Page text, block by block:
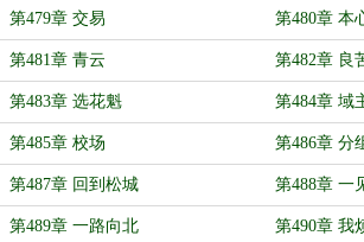
第479章 交易 第480章 本
第481章 青云 第482章 良
第483章 选花魁 第484章 域
第485章 校场 第486章 分
第487章 回到松城 第488章 一
第489章 一路向北 第490章 我